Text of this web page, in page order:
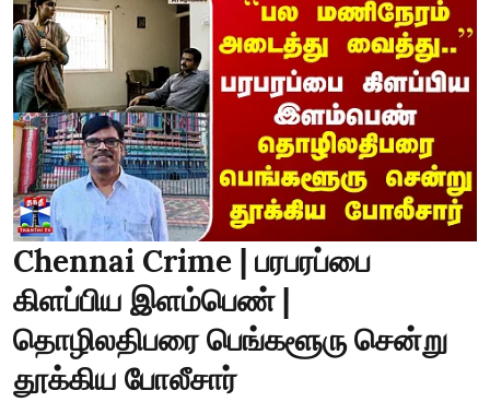
Chennai Crime | பரபரப்பை
கிளப்பிய இளம்பெண் |
தொழிலதிபரை பெங்களூரு சென்று
தூக்கிய போலீசார்